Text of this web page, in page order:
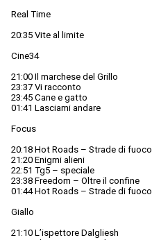
Real Time
20:35 Vite al limite
Cine34
21:00 Il marchese del Grillo
23:37 Vi racconto
23:45 Cane e gatto
01:41 Lasciami andare
Focus
20:18 Hot Roads – Strade di fuoco
21:20 Enigmi alieni
22:51 Tg5 – speciale
23:38 Freedom – Oltre il confine
01:44 Hot Roads – Strade di fuoco
Giallo
21:10 L’ispettore Dalgliesh